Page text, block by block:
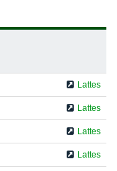
Lattes
Lattes
Lattes
Lattes